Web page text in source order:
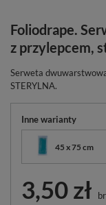
Foliodrape.
z przylepcem,
Serweta
STERYLNA.
Inne warianty
45 x 75 cm
3,50 zł